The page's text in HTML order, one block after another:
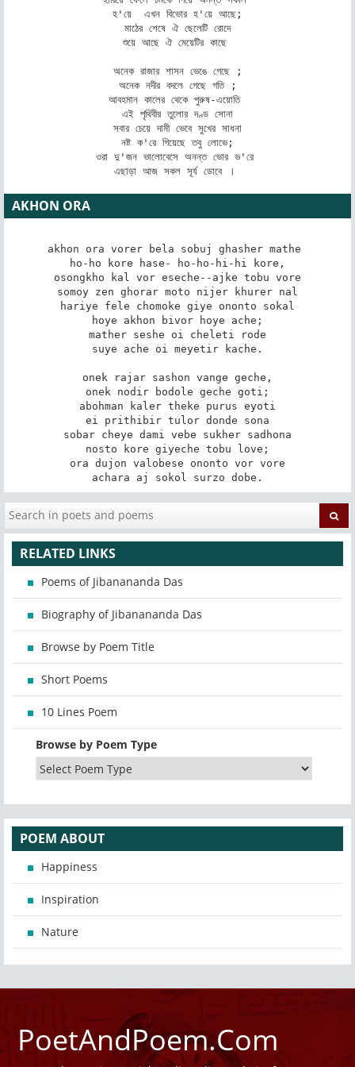
হ'য়ে  এখন বিভোর হ'য়ে আছে;
মাঠের শেষে ঐ ছেলেটি রোদে
শুয়ে আছে ঐ মেয়েটির কাছে
অনেক রাজার শাসন ভেঙে গেছে ;
অনেক নদীর বদলে গেছে গতি ;
আবহমান কালের থেকে পুরুষ-এয়োতি
এই পৃথিবীর তুলোর দণ্ড সোনা
সবার চেয়ে দামী ভেবে সুখের সাধনা
নষ্ট ক'রে গিয়েছে তবু লোভে;
ওরা দু'জন ভালোবেসে অনন্ত ভোর ভ'রে
এছাড়া আজ সকল সূর্য ডোবে ।
AKHON ORA
akhon ora vorer bela sobuj ghasher mathe
ho-ho kore hase- ho-ho-hi-hi kore,
osongkho kal vor eseche--ajke tobu vore
somoy zen ghorar moto nijer khurer nal
hariye fele chomoke giye ononto sokal
hoye akhon bivor hoye ache;
mather seshe oi cheleti rode
suye ache oi meyetir kache.
onek rajar sashon vange geche,
onek nodir bodole geche goti;
abohman kaler theke purus eyoti
ei prithibir tulor donde sona
sobar cheye dami vebe sukher sadhona
nosto kore giyeche tobu love;
ora dujon valobese ononto vor vore
achara aj sokol surzo dobe.
RELATED LINKS
Poems of Jibanananda Das
Biography of Jibanananda Das
Browse by Poem Title
Short Poems
10 Lines Poem
Browse by Poem Type
POEM ABOUT
Happiness
Inspiration
Nature
PoetAndPoem.Com